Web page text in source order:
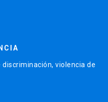
violencia de